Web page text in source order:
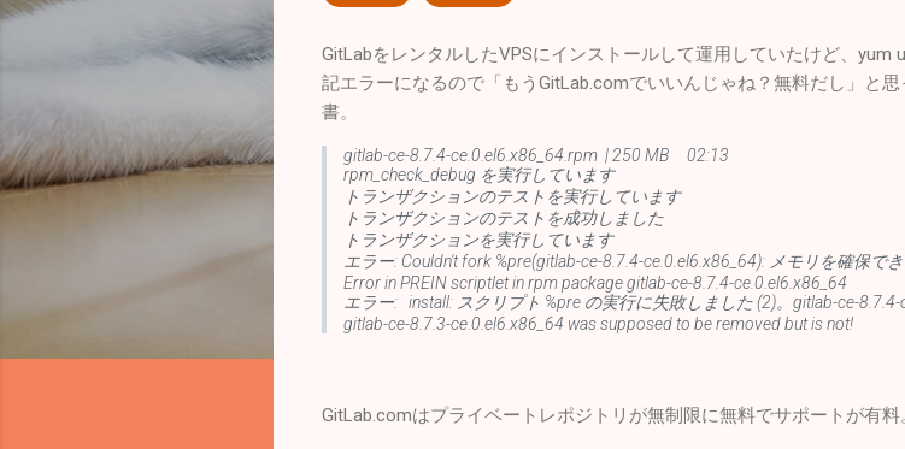
GitLabをレンタルしたVPSにインストールして運用していたけど、yum
記エラーになるので「もうGitLab.comでいいんじゃね？無料だし」と
書。
gitlab-ce-8.7.4-ce.0.el6.x86_64.rpm | 250 MB 02:13
rpm_check_debug を実行しています
トランザクションのテストを実行しています
トランザクションのテストを成功しました
トランザクションを実行しています
エラー: Couldn't fork %pre(gitlab-ce-8.7.4-ce.0.el6.x86_64): メモリを確保で
Error in PREIN scriptlet in rpm package gitlab-ce-8.7.4-ce.0.el6.x86_64
エラー: install: スクリプト %pre の実行に失敗しました (2)。gitlab-ce-8.7.4-
gitlab-ce-8.7.3-ce.0.el6.x86_64 was supposed to be removed but is not!
GitLab.comはプライベートレポジトリが無制限に無料でサポートが有料